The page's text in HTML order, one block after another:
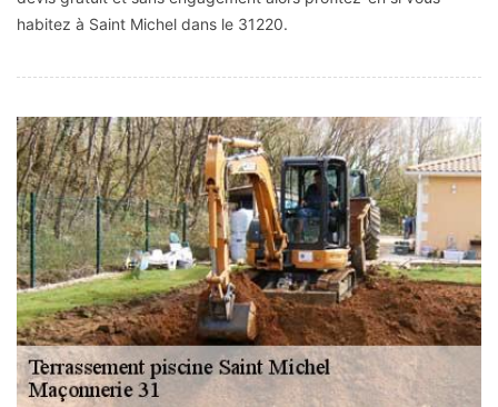
habitez à Saint Michel dans le 31220.